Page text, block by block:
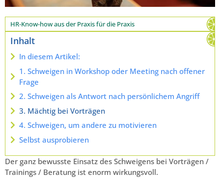
HR-Know-how aus der Praxis für die Praxis
Inhalt
In diesem Artikel:
1. Schweigen in Workshop oder Meeting nach offener
Frage
2. Schweigen als Antwort nach persönlichem Angriff
3. Mächtig bei Vorträgen
4. Schweigen, um andere zu motivieren
Selbst ausprobieren
Der ganz bewusste Einsatz des Schweigens bei Vorträgen /
Trainings / Beratung ist enorm wirkungsvoll.